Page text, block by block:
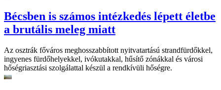
Bécsben is számos intézkedés lépett életbe
a brutális meleg miatt
Az osztrák főváros meghosszabbított nyitvatartású strandfürdőkkel,
ingyenes fürdőhelyekkel, ivókutakkal, hűsítő zónákkal és városi
hőségriasztási szolgálattal készül a rendkívüli hőségre.